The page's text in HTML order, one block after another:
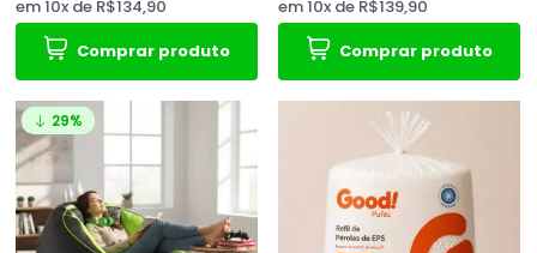
em10x de R$134,90
Comprar produto
em10x de R$139,90
Comprar produto
29%